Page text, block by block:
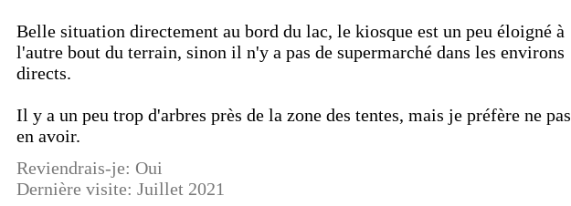
Belle situation directement au bord du lac, le kiosque est un peu éloigné à
l'autre bout du terrain, sinon il n'y a pas de supermarché dans les environs
directs.
Il y a un peu trop d'arbres près de la zone des tentes, mais je préfère ne pas
en avoir.
Reviendrais-je: Oui
Dernière visite: Juillet 2021